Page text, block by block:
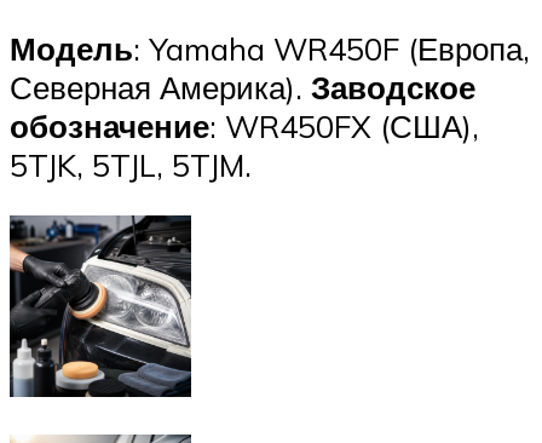
Модель: Yamaha WR450F (Европа,
Северная Америка). Заводское
обозначение: WR450FX (США),
5TJK, 5TJL, 5TJM.